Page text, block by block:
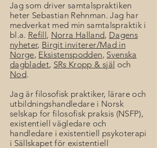
Jag som driver samtalspraktiken
heter Sebastian Rehnman. Jag har
medverkat med min samtalspraktik i
bl.a. Refill , Norra Halland, Dagens
nyheter, Birgit inviterer/Mad in
Norge, Eksistenspodden, Svenska
dagbladet, SRs Kropp & själ och
Nod.
Jag är filosofisk praktiker, lärare och
utbildningshandledare i Norsk
selskap for filosofisk praksis (NSFP),
existentiell vägledare och
handledare i existentiell psykoterapi
i Sällskapet för existentiell